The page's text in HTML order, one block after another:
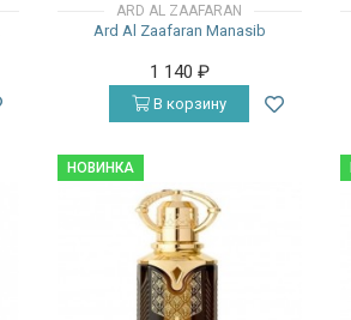
ARD AL ZAAFARAN
Ard Al Zaafaran Manasib
1 140 ₽
В корзину
НОВИНКА